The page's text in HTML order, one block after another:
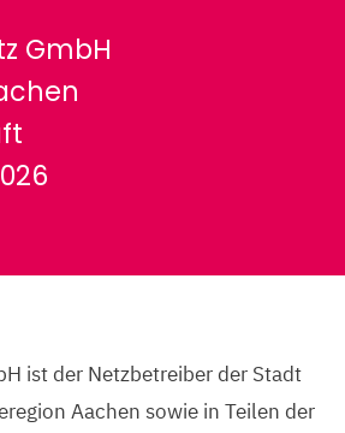
GmbH
ist der Netzbetreiber der Stadt
Aachen sowie in Teilen der